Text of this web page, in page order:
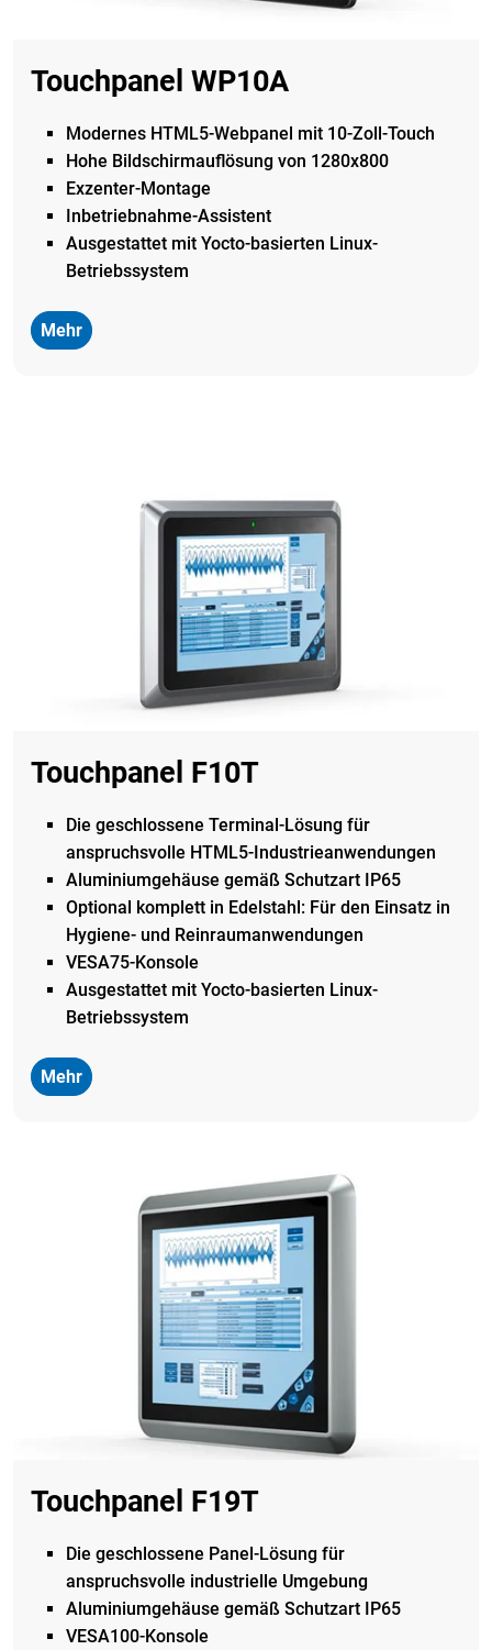
Touchpanel WP10A
Modernes HTML5-Webpanel mit 10-Zoll-Touch
Hohe Bildschirmauflösung von 1280x800
Exzenter-Montage
Inbetriebnahme-Assistent
Ausgestattet mit Yocto-basierten Linux-
Betriebssystem
Mehr
Touchpanel F10T
Die geschlossene Terminal-Lösung für
anspruchsvolle HTML5-Industrieanwendungen
Aluminiumgehäuse gemäß Schutzart IP65
Optional komplett in Edelstahl: Für den Einsatz in
Hygiene- und Reinraumanwendungen
VESA75-Konsole
Ausgestattet mit Yocto-basierten Linux-
Betriebssystem
Mehr
Touchpanel F19T
Die geschlossene Panel-Lösung für
anspruchsvolle industrielle Umgebung
Aluminiumgehäuse gemäß Schutzart IP65
VESA100-Konsole